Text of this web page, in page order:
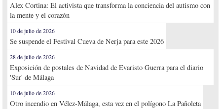
Alex Cortina: El activista que transforma la conciencia del autismo con
la mente y el corazón
10 de julio de 2026
Se suspende el Festival Cueva de Nerja para este 2026
28 de julio de 2026
Exposición de postales de Navidad de Evaristo Guerra para el diario
'Sur' de Málaga
10 de julio de 2026
Otro incendio en Vélez-Málaga, esta vez en el polígono La Pañoleta